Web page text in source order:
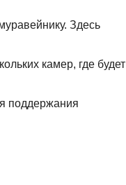
Здесь
камер, где будет
поддержания